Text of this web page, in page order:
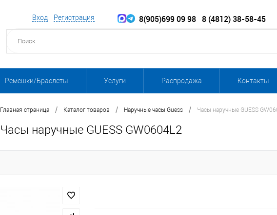
Вход Регистрация 8(905)699 09 98 8 (4812) 38-58-45
Ремешки/Браслеты Услуги Распродажа Контакты
Главная страница / Каталог товаров / Наручные часы Guess / Часы наручные GUESS
Часы наручные GUESS GW0604L2